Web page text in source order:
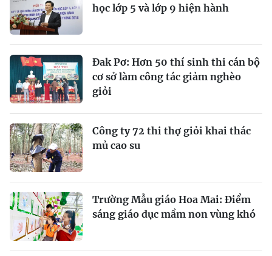
học lớp 5 và lớp 9 hiện hành
Đak Pơ: Hơn 50 thí sinh thi cán bộ
cơ sở làm công tác giảm nghèo
giỏi
Công ty 72 thi thợ giỏi khai thác
mủ cao su
Trường Mẫu giáo Hoa Mai: Điểm
sáng giáo dục mầm non vùng khó